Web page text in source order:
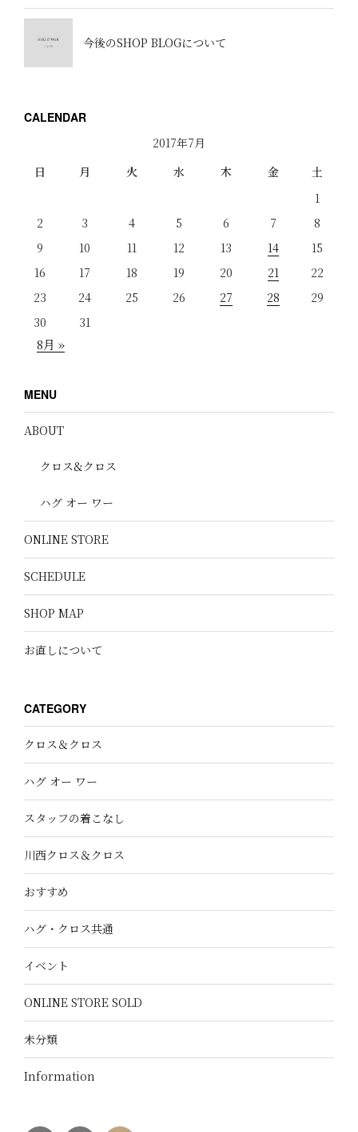
今後のSHOP BLOGについて
CALENDAR
2017年7月
日
月 火 水 木 金
土
1
2
3 4 5 6 7
8
9
10 11 12 13 14
15
16
17 18 19 20 21
22
23
24 25 26 27 28
29
30
31
8月 »
MENU
ABOUT
クロス&クロス
ハグ オー ワー
ONLINE STORE
SCHEDULE
SHOP MAP
お直しについて
CATEGORY
クロス＆クロス
ハグ オー ワー
スタッフの着こなし
川西クロス＆クロス
おすすめ
ハグ・クロス共通
イベント
ONLINE STORE SOLD
未分類
Information